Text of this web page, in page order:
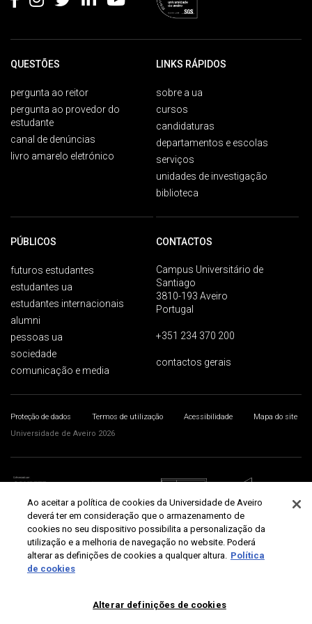
QUESTÕES
pergunta ao reitor
pergunta ao provedor do
estudante
canal de denúncias
livro amarelo eletrónico
LINKS RÁPIDOS
sobre a ua
cursos
candidaturas
departamentos e escolas
serviços
unidades de investigação
biblioteca
PÚBLICOS
futuros estudantes
estudantes ua
estudantes internacionais
alumni
pessoas ua
sociedade
comunicação e media
CONTACTOS
Campus Universitário de
Santiago
3810-193 Aveiro
Portugal
+351 234 370 200
contactos gerais
Proteção de dados Termos de utilização Acessibilidade
Mapa do site
Universidade de Aveiro 2026
Ao aceitar a política de cookies da Universidade de Aveiro
deverá ter em consideração que o armazenamento de
cookies no seu dispositivo possibilita a personalização da
utilização e a melhoria de navegação no website. Poderá
alterar as definições de cookies a qualquer altura. Política
de cookies
Alterar definições de cookies